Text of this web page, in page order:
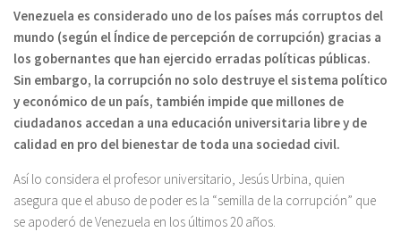
Venezuela es considerado uno de los países más corruptos del
mundo (según el Índice de percepción de corrupción) gracias a
los gobernantes que han ejercido erradas políticas públicas.
Sin embargo, la corrupción no solo destruye el sistema político
y económico de un país, también impide que millones de
ciudadanos accedan a una educación universitaria libre y de
calidad en pro del bienestar de toda una sociedad civil.
Así lo considera el profesor universitario, Jesús Urbina, quien
asegura que el abuso de poder es la “semilla de la corrupción” que
se apoderó de Venezuela en los últimos 20 años.